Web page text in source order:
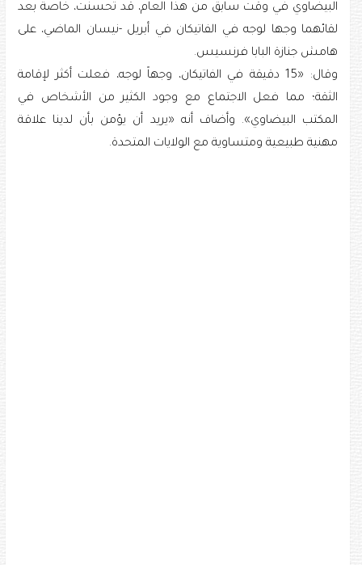
البيضاوي في وقت سابق من هذا العام، قد تحسنت، خاصة بعد
لقائهما وجها لوجه في الفاتيكان في أبريل -نيسان الماضي، على
هامش جنازة البابا فرنسيس.
وقال: «15 دقيقة في الفاتيكان، وجهاً لوجه، فعلت أكثر لإقامة
الثقة؛ مما فعل الاجتماع مع وجود الكثير من الأشخاص في
المكتب البيضاوي». وأضاف أنه «يريد أن يؤمن بأن لدينا علاقة
مهنية طبيعية ومتساوية مع الولايات المتحدة.